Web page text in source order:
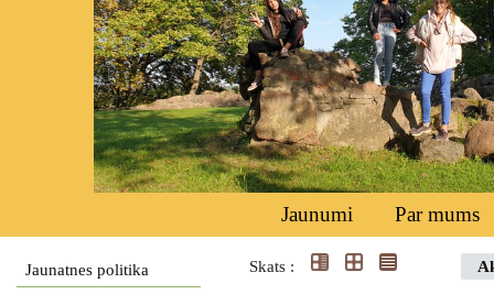
Jaunumi Par mums
Jaunatnes politika
Skats :